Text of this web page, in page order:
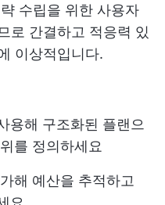
수립을 위한 사용자
로 간결하고 적응력 있
이상적입니다.
용해 구조화된 플랜으
를 정의하세요
해 예산을 추적하고